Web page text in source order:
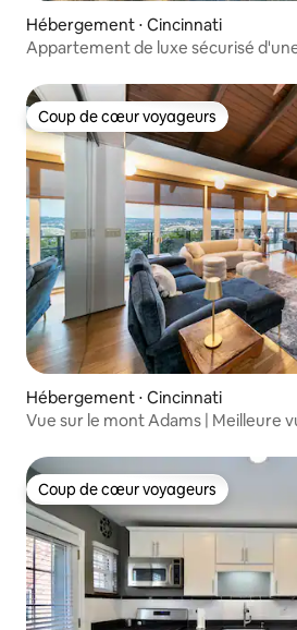
Hébergement ⋅ Cincinnati
Appartement de luxe sécurisé
Coup de cœur voyageurs
Coup de cœur voyageurs
Hébergement ⋅ Cincinnati
Vue sur le mont Adams | Meilleure
Coup de cœur voyageurs
Coup de cœur voyageurs